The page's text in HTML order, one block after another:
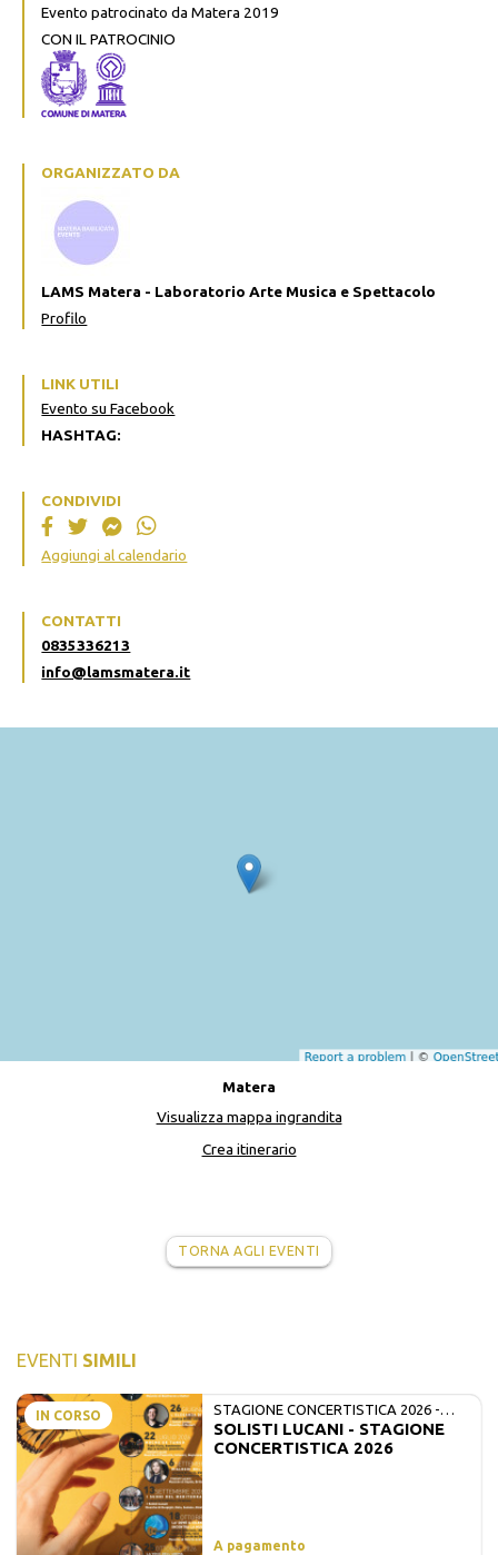
Evento patrocinato da Matera 2019
CON IL PATROCINIO
ORGANIZZATO DA
LAMS Matera - Laboratorio Arte Musica e Spettacolo
Profilo
LINK UTILI
Evento su Facebook
HASHTAG:
CONDIVIDI
Aggiungi al calendario
CONTATTI
0835336213
info@lamsmatera.it
Matera
Visualizza mappa ingrandita
Crea itinerario
TORNA AGLI EVENTI
EVENTI SIMILI
IN CORSO
STAGIONE CONCERTISTICA 2026 -
MATE E SOLISTI LUCANI
SOLISTI LUCANI - STAGIONE
CONCERTISTICA 2026
A pagamento